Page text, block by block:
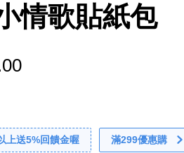
情歌貼紙包
上送5%回饋金喔 滿299優惠購